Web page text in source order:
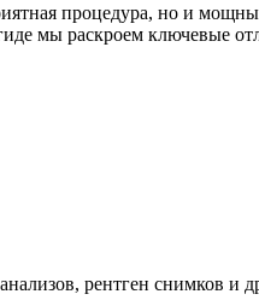
процедура, но и
мы раскроем ключевые
рентген снимков и